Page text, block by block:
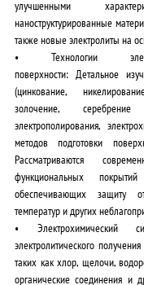
улучшенными
наноструктурированные
также новые электролиты на
• Технологии
поверхности: Детальное
(цинкование,
золочение,
электрополирования,
методов подготовки
Рассматриваются
функциональных
обеспечивающих защиту
температур и других
• Электрохимический
электролитического
таких как хлор, щелочи,
органические соединения и